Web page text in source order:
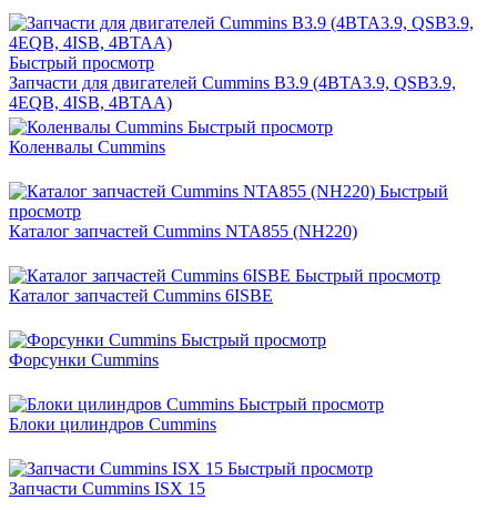
Быстрый просмотр
Запчасти для двигателей Cummins B3.9 (4BTA3.9, QSB3.9,
4EQB, 4ISB, 4BTAA)
Быстрый просмотр
Коленвалы Cummins
Быстрый
просмотр
Каталог запчастей Cummins NTA855 (NH220)
Быстрый просмотр
Каталог запчастей Cummins 6ISBE
Быстрый просмотр
Форсунки Cummins
Быстрый просмотр
Блоки цилиндров Cummins
Быстрый просмотр
Запчасти Cummins ISX 15